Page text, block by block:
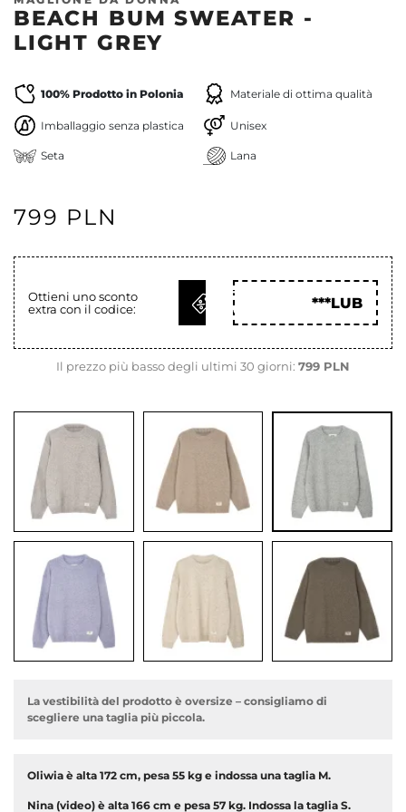
BEACH BUM SWEATER -
LIGHT GREY
100% Prodotto in Polonia Materiale di ottima qualità
Imballaggio senza plastica Unisex
Seta Lana
799 PLN
Ottieni uno sconto
extra con il codice:
OTTIENI
COD
***LUB
Il prezzo più basso degli ultimi 30 giorni: 799 PLN
La vestibilità del prodotto è oversize – consigliamo di
scegliere una taglia più piccola.
Oliwia è alta 172 cm, pesa 55 kg e indossa una taglia M.
Nina (video) è alta 166 cm e pesa 57 kg. Indossa la taglia S.